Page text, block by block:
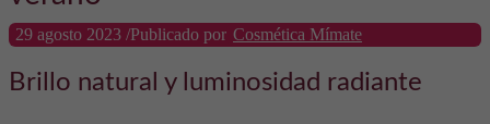
29 agosto 2023 /Publicado por Cosmética Mímate
Brillo natural y luminosidad radiante